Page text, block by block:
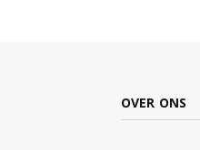
OVER ONS